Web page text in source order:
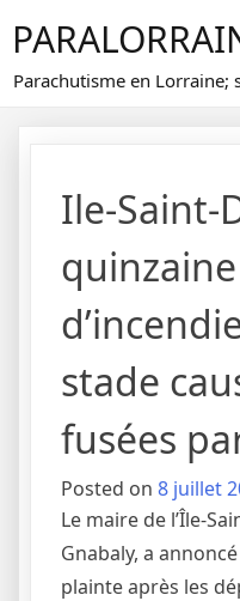
content
Parachutisme en Lorraine;
Ile-Saint-
stade
fusées
Posted on 8 juillet
Le maire de l’Île-
Gnabaly, a
plainte après les